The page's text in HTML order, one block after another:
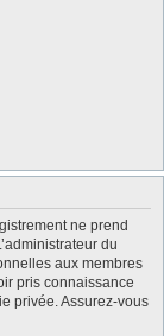
ne prend
du
aux membres
pris connaissance
privée. Assurez-vous